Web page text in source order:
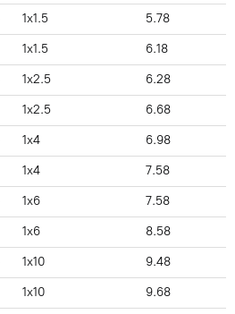
1x1.5 5.78
1x1.5 6.18
1x2.5 6.28
1x2.5 6.68
1x4 6.98
1x4 7.58
1x6 7.58
1x6 8.58
1x10 9.48
1x10 9.68